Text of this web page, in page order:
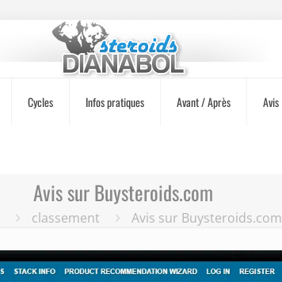
Cycles Infos pratiques Avant / Après Avis
Avis sur Buysteroids.com
classement Avis sur Buysteroids.com